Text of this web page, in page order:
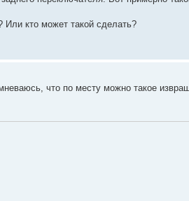
Или кто может такой сделать?
что по месту можно такое